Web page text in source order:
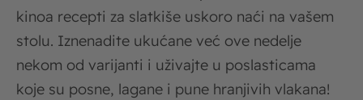
kinoa recepti za slatkiše uskoro naći na vašem
stolu. Iznenadite ukućane već ove nedelje
nekom od varijanti i uživajte u poslasticama
koje su posne, lagane i pune hranjivih vlakana!